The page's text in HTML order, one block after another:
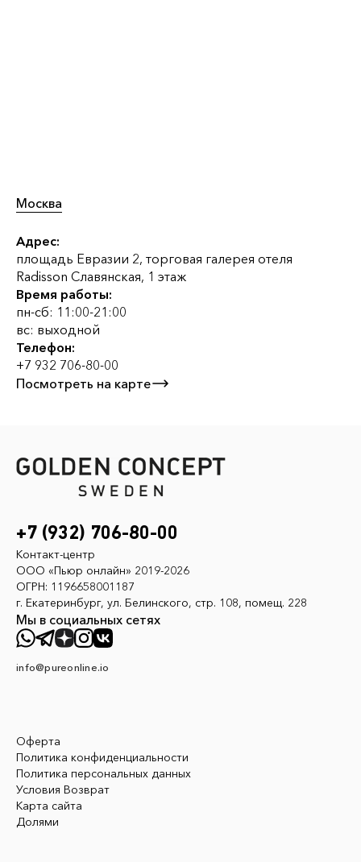
Москва
Адрес:
площадь Евразии 2, торговая галерея отеля
Radisson Славянская, 1 этаж
Время работы:
пн-сб: 11:00-21:00
вс: выходной
Телефон:
+7 932 706-80-00
Посмотреть на карте
Оферта
Политика конфиденциальности
Политика персональных данных
Условия Возврат
Карта сайта
Долями
Мы в социальных сетях
info@pureonline.io
+7 (932) 706-80-00
Контакт-центр
ООО «Пьюр онлайн» 2019-2026
ОГРН: 1196658001187
г. Екатеринбург, ул. Белинского, стр. 108, помещ. 228